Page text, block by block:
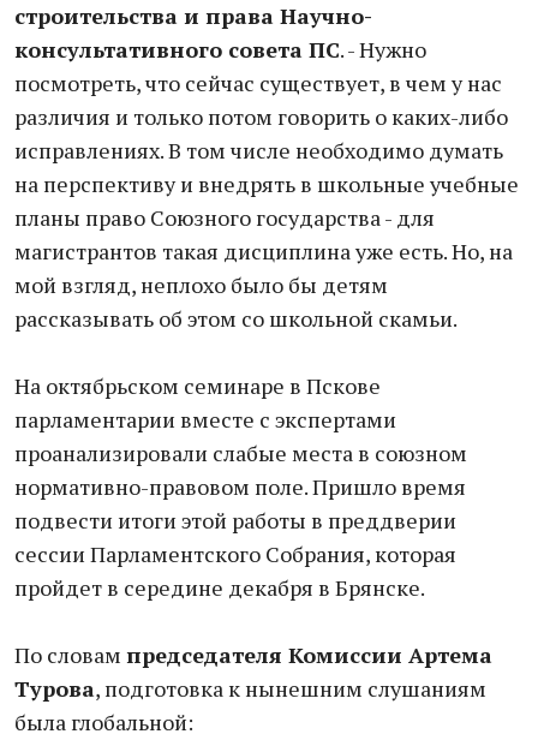
строительства и права Научно-
консультативного совета ПС. - Нужно
посмотреть, что сейчас существует, в чем у нас
различия и только потом говорить о каких-либо
исправлениях. В том числе необходимо думать
на перспективу и внедрять в школьные учебные
планы право Союзного государства - для
магистрантов такая дисциплина уже есть. Но, на
мой взгляд, неплохо было бы детям
рассказывать об этом со школьной скамьи.
На октябрьском семинаре в Пскове
парламентарии вместе с экспертами
проанализировали слабые места в союзном
нормативно-правовом поле. Пришло время
подвести итоги этой работы в преддверии
сессии Парламентского Собрания, которая
пройдет в середине декабря в Брянске.
По словам председателя Комиссии Артема
Турова, подготовка к нынешним слушаниям
была глобальной: